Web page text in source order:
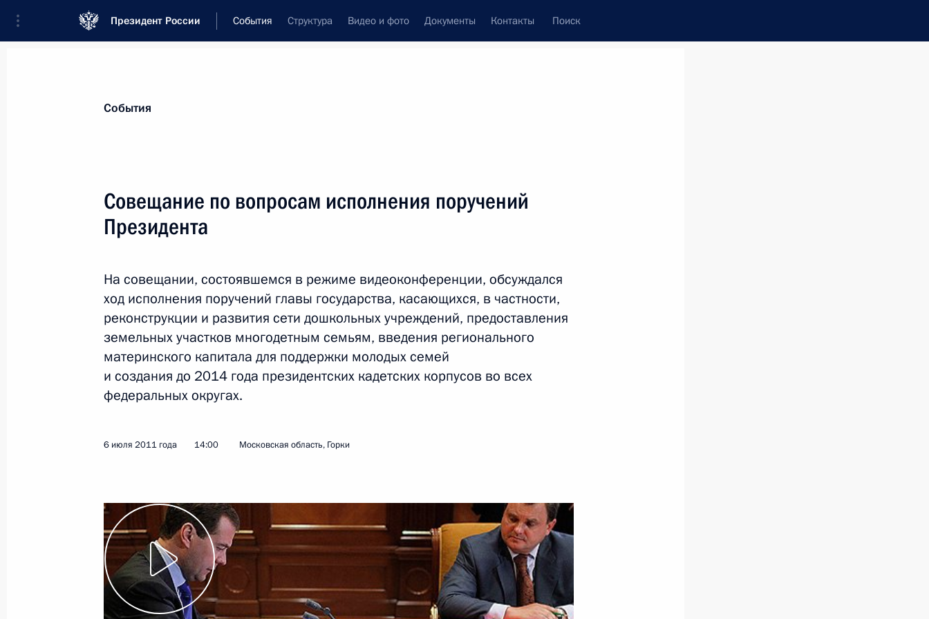
Президент России События Структура Видео и фото Документы Контакты Поиск
Новости
Встреча с участниками Всероссийского молодёжного
Утверждены приоритетные направления развития науки,
технологий и техники в Российской Федерации
7 июля 2011 года, 10:30
Кадровые изменения в органах внутренних дел
6 июля 2011 года, среда
Телефонный разговор с Президентом Монголии Цахиагийн
Элбэгдоржем
6 июля 2011 года, 18:00
События
Совещание по вопросам исполнения поручений
Президента
На совещании, состоявшемся в режиме видеоконференции, обсуждался
ход исполнения поручений главы государства, касающихся, в частности,
реконструкции и развития сети дошкольных учреждений, предоставления
земельных участков многодетным семьям, введения регионального
материнского капитала для поддержки молодых семей
и создания до 2014 года президентских кадетских корпусов во всех
федеральных округах.
6 июля 2011 года 14:00 Московская область, Горки